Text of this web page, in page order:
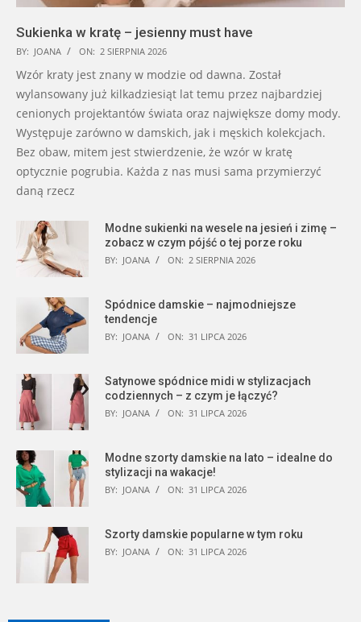
Sukienka w kratę – jesienny must have
BY: JOANA ON: 2 SIERPNIA 2026
Wzór kraty jest znany w modzie od dawna. Został
wylansowany już kilkadziesiąt lat temu przez najbardziej
cenionych projektantów świata oraz największe domy mody.
Występuje zarówno w damskich, jak i męskich kolekcjach.
Bez obaw, mitem jest stwierdzenie, że wzór w kratę
optycznie pogrubia. Każda z nas musi sama przymierzyć
daną rzecz
Modne sukienki na wesele na jesień i zimę –
zobacz w czym pójść o tej porze roku
BY: JOANA ON: 2 SIERPNIA 2026
Spódnice damskie – najmodniejsze
tendencje
BY: JOANA ON: 31 LIPCA 2026
Satynowe spódnice midi w stylizacjach
codziennych – z czym je łączyć?
BY: JOANA ON: 31 LIPCA 2026
Modne szorty damskie na lato – idealne do
stylizacji na wakacje!
BY: JOANA ON: 31 LIPCA 2026
Szorty damskie popularne w tym roku
BY: JOANA ON: 31 LIPCA 2026